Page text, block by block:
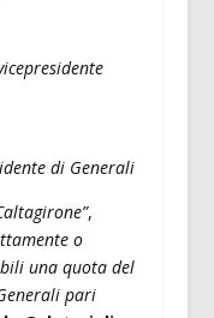
di Generali
,
o
una quota del
pari